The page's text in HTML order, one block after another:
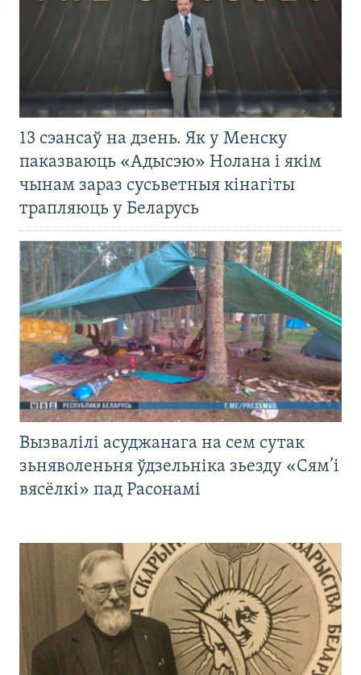
13 сэансаў на дзень. Як у Менску
паказваюць «Адысэю» Нолана і якім
чынам зараз сусьветныя кінагіты
трапляюць у Беларусь
Вызвалілі асуджанага на сем сутак
зьняволеньня ўдзельніка зьезду «Сям’і
вясёлкі» пад Расонамі